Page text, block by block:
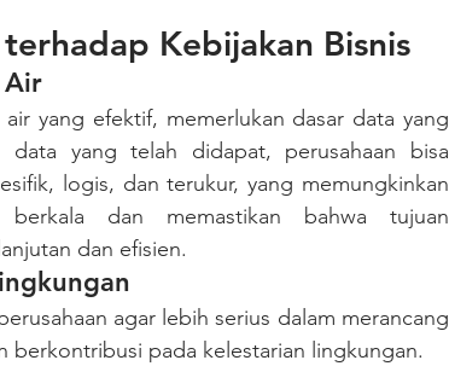
Kebijakan Bisnis
Air
data yang telah didapat, perusahaan bisa
logis, dan terukur, yang memungkinkan
berkala dan memastikan bahwa tujuan
dan efisien.
berkontribusi pada kelestarian lingkungan.